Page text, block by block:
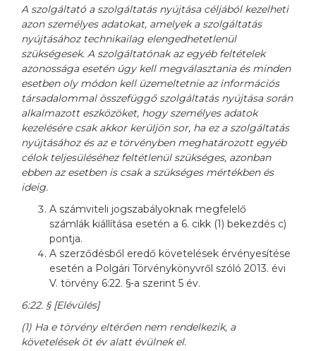
A szolgáltató a szolgáltatás nyújtása céljából kezelheti
azon személyes adatokat, amelyek a szolgáltatás
nyújtásához technikailag elengedhetetlenül
szükségesek. A szolgáltatónak az egyéb feltételek
azonossága esetén úgy kell megválasztania és minden
esetben oly módon kell üzemeltetnie az információs
társadalommal összefüggő szolgáltatás nyújtása során
alkalmazott eszközöket, hogy személyes adatok
kezelésére csak akkor kerüljön sor, ha ez a szolgáltatás
nyújtásához és az e törvényben meghatározott egyéb
célok teljesüléséhez feltétlenül szükséges, azonban
ebben az esetben is csak a szükséges mértékben és
ideig.
A számviteli jogszabályoknak megfelelő
számlák kiállítása esetén a 6. cikk (1) bekezdés c)
pontja.
A szerződésből eredő követelések érvényesítése
esetén a Polgári Törvénykönyvről szóló 2013. évi
V. törvény 6:22. §-a szerint 5 év.
6:22. § [Elévülés]
(1) Ha e törvény eltérően nem rendelkezik, a
követelések öt év alatt évülnek el.